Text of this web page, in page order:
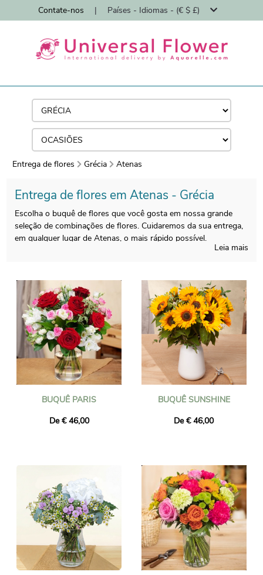
Contate-nos | Países - Idiomas - (€ $ £)
Entrega de flores Grécia Atenas
Entrega de flores em Atenas - Grécia
Escolha o buquê de flores que você gosta em nossa grande
seleção de combinações de flores. Cuidaremos da sua entrega,
em qualquer lugar de Atenas, o mais rápido possível.
Você pode ter certeza de que o buquê de flores que você
encomendou é exatamente igual ao que entregamos. Para ter
certeza de que é igual, sempre tiramos uma foto e enviamos
para você por e-mail.
Leia mais
BUQUÊ PARIS
De € 46,00
BUQUÊ SUNSHINE
De € 46,00